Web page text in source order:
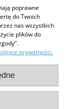
poprawne
do Twoich
nas wszystkich
plików do
prywatności.